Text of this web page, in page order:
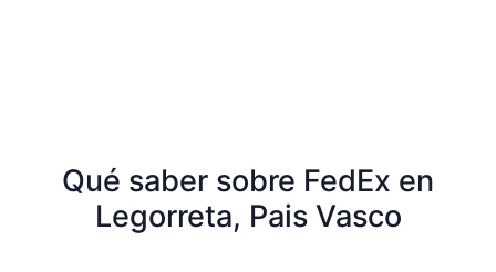
Qué saber sobre FedEx en
Legorreta, Pais Vasco